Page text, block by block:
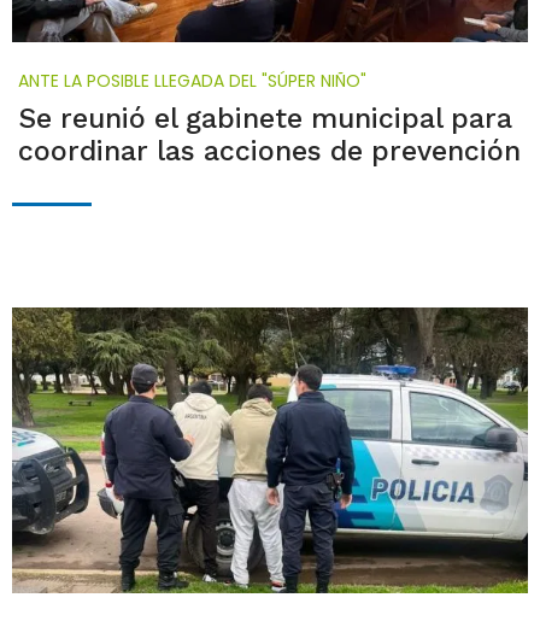
ANTE LA POSIBLE LLEGADA DEL "SÚPER NIÑO"
Se reunió el gabinete municipal para
coordinar las acciones de prevención